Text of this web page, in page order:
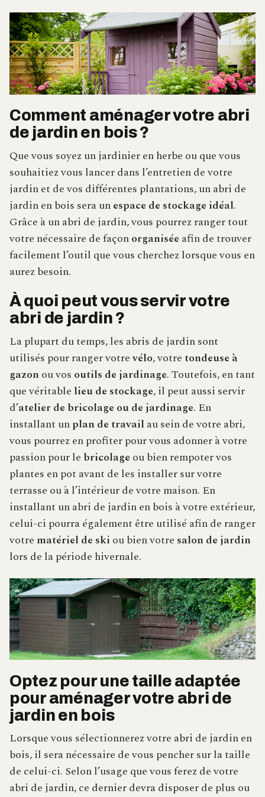
Comment aménager votre abri
de jardin en bois ?
Que vous soyez un jardinier en herbe ou que vous
souhaitiez vous lancer dans l’entretien de votre
jardin et de vos différentes plantations, un abri de
jardin en bois sera unespace de stockage idéal.
Grâce à un abri de jardin, vous pourrez ranger tout
votre nécessaire de façonorganisée afin de trouver
facilement l’outil que vous cherchez lorsque vous en
aurez besoin.
À quoi peut vous servir votre
abri de jardin ?
La plupart du temps, les abris de jardin sont
utilisés pour ranger votrevélo, votre tondeuse à
gazonou vos outils de jardinage. Toutefois, en tant
que véritable lieu de stockage, il peut aussi servir
d’atelier de bricolage ou de jardinage. En
installant unplan de travail au sein de votre abri,
vous pourrez en profiter pour vous adonner à votre
passion pour le bricolage ou bien rempoter vos
plantes en pot avant de les installer sur votre
terrasse ou à l’intérieur de votre maison. En
installant un abri de jardin en bois à votre extérieur,
celui-ci pourra également être utilisé afin de ranger
votre matériel de ski ou bien votre salon de jardin
lors de la période hivernale.
Optez pour une taille adaptée
pour aménager votre abri de
jardin en bois
Lorsque vous sélectionnerez votre abri de jardin en
bois, il sera nécessaire de vous pencher sur la taille
de celui-ci. Selon l’usage que vous ferez de votre
abri de jardin, ce dernier devra disposer de plus ou